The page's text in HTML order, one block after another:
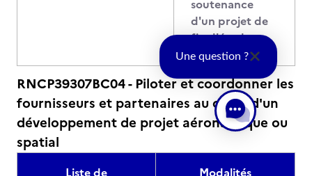
soutenance
d'un projet de
fin d'études
RNCP39307BC04 - Piloter et coordonner les
fournisseurs et partenaires au cours d'un
développement de projet aéronautique ou
spatial
Liste de Modalités
Une question ?